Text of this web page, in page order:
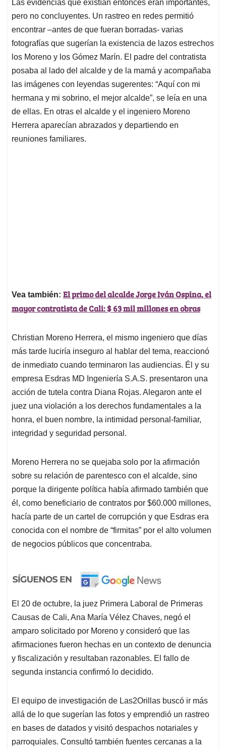
Las evidencias que existían entonces eran importantes,
pero no concluyentes. Un rastreo en redes permitió
encontrar –antes de que fueran borradas- varias
fotografías que sugerían la existencia de lazos estrechos
los Moreno y los Gómez Marín. El padre del contratista
posaba al lado del alcalde y de la mamá y acompañaba
las imágenes con leyendas sugerentes: “Aquí con mi
hermana y mi sobrino, el mejor alcalde”, se leía en una
de ellas. En otras el alcalde y el ingeniero Moreno
Herrera aparecían abrazados y departiendo en
reuniones familiares.
Vea también: El primo del alcalde Jorge Iván Ospina, el
mayor contratista de Cali: $ 63 mil millones en obras
Christian Moreno Herrera, el mismo ingeniero que días
más tarde luciría inseguro al hablar del tema, reaccionó
de inmediato cuando terminaron las audiencias. Él y su
empresa Esdras MD Ingeniería S.A.S. presentaron una
acción de tutela contra Diana Rojas. Alegaron ante el
juez una violación a los derechos fundamentales a la
honra, el buen nombre, la intimidad personal-familiar,
integridad y seguridad personal.
Moreno Herrera no se quejaba solo por la afirmación
sobre su relación de parentesco con el alcalde, sino
porque la dirigente política había afirmado también que
él, como beneficiario de contratos por $60.000 millones,
hacía parte de un cartel de corrupción y que Esdras era
conocida con el nombre de “firmitas” por el alto volumen
de negocios públicos que concentraba.
El 20 de octubre, la juez Primera Laboral de Primeras
Causas de Cali, Ana María Vélez Chaves, negó el
amparo solicitado por Moreno y consideró que las
afirmaciones fueron hechas en un contexto de denuncia
y fiscalización y resultaban razonables. El fallo de
segunda instancia confirmó lo decidido.
El equipo de investigación de Las2Orillas buscó ir más
allá de lo que sugerían las fotos y emprendió un rastreo
en bases de datados y visitó despachos notariales y
parroquiales. Consultó también fuentes cercanas a la